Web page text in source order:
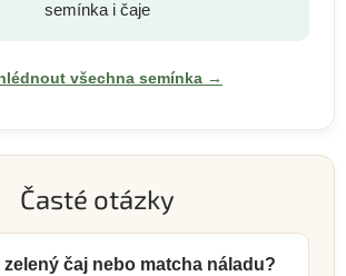
semínka i čaje
všechna semínka →
Časté otázky
zelený čaj nebo matcha náladu?